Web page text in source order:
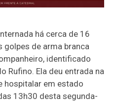
há cerca de 16
de arma branca
identificado
Rufino. Ela deu entrada na
hospitalar em estado
13h30 desta segunda-